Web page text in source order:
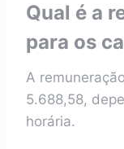
Qual é a
para os
A
5.688,58,
horária.